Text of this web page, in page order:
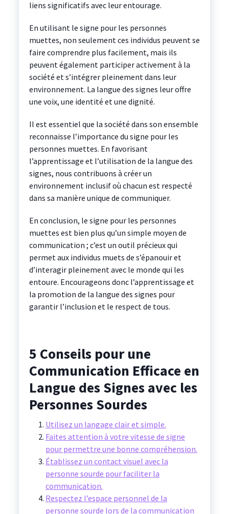
liens significatifs avec leur entourage.
En utilisant le signe pour les personnes
muettes, non seulement ces individus peuvent se
faire comprendre plus facilement, mais ils
peuvent également participer activement à la
société et s’intégrer pleinement dans leur
environnement. La langue des signes leur offre
une voix, une identité et une dignité.
Il est essentiel que la société dans son ensemble
reconnaisse l’importance du signe pour les
personnes muettes. En favorisant
l’apprentissage et l’utilisation de la langue des
signes, nous contribuons à créer un
environnement inclusif où chacun est respecté
dans sa manière unique de communiquer.
En conclusion, le signe pour les personnes
muettes est bien plus qu’un simple moyen de
communication ; c’est un outil précieux qui
permet aux individus muets de s’épanouir et
d’interagir pleinement avec le monde qui les
entoure. Encourageons donc l’apprentissage et
la promotion de la langue des signes pour
garantir l’inclusion et le respect de tous.
5 Conseils pour une
Communication Efficace en
Langue des Signes avec les
Personnes Sourdes
Utilisez un langage clair et simple.
Faites attention à votre vitesse de signe
pour permettre une bonne compréhension.
Établissez un contact visuel avec la
personne sourde pour faciliter la
communication.
Respectez l’espace personnel de la
personne sourde lors de la communication